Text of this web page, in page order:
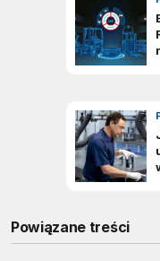
Powiązane treści